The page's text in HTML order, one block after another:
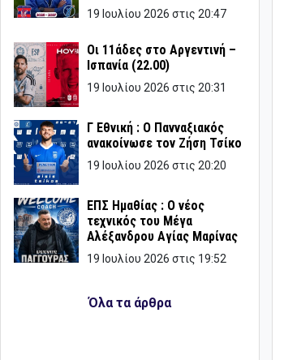
19 Ιουλίου 2026 στις 20:47
Οι 11άδες στο Αργεντινή –
Ισπανία (22.00)
19 Ιουλίου 2026 στις 20:31
Γ Εθνική : Ο Πανναξιακός
ανακοίνωσε τον Ζήση Τσίκο
19 Ιουλίου 2026 στις 20:20
ΕΠΣ Ημαθίας : Ο νέος
τεχνικός του Μέγα
Αλέξανδρου Αγίας Μαρίνας
19 Ιουλίου 2026 στις 19:52
Όλα τα άρθρα